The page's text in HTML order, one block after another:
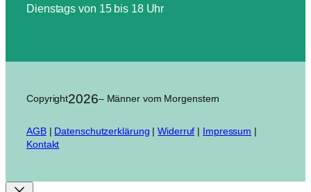
Dienstags von 15 bis 18 Uhr
Copyright2026– Männer vom Morgenstern
AGB| Datenschutzerklärung |Widerruf | Impressum |
Kontakt